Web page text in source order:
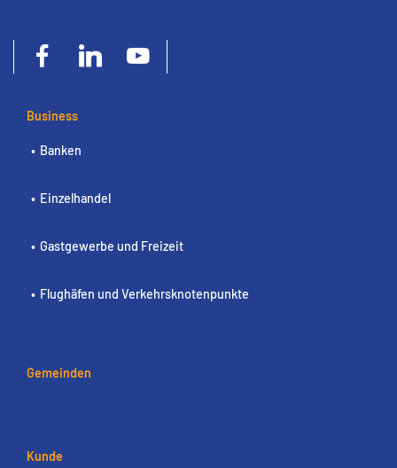
Business
Banken
Einzelhandel
Gastgewerbe und Freizeit
Flughäfen und Verkehrsknotenpunkte
Gemeinden
Kunde